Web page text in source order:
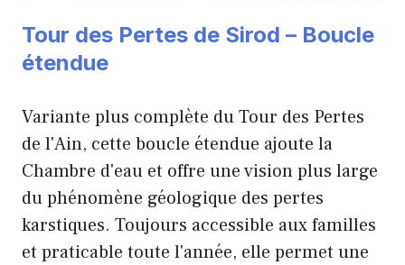
Tour des Pertes de Sirod – Boucle
étendue
Variante plus complète du Tour des Pertes
de l'Ain, cette boucle étendue ajoute la
Chambre d'eau et offre une vision plus large
du phénomène géologique des pertes
karstiques. Toujours accessible aux familles
et praticable toute l'année, elle permet une